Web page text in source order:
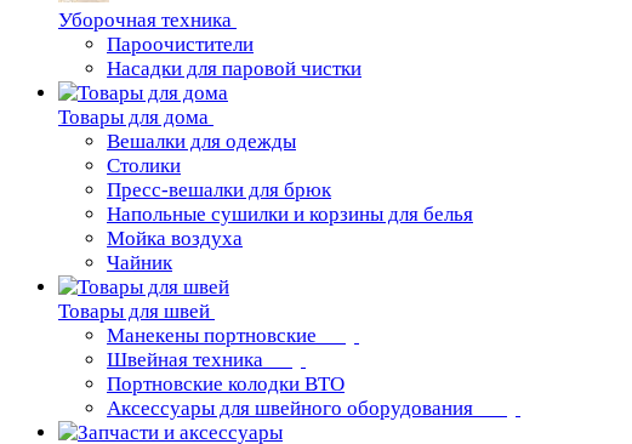
Уборочная техника
Пароочистители
Насадки для паровой чистки
Товары для дома
Вешалки для одежды
Столики
Пресс-вешалки для брюк
Напольные сушилки и корзины для белья
Мойка воздуха
Чайник
Товары для швей
Манекены портновские
Швейная техника
Портновские колодки ВТО
Аксессуары для швейного оборудования